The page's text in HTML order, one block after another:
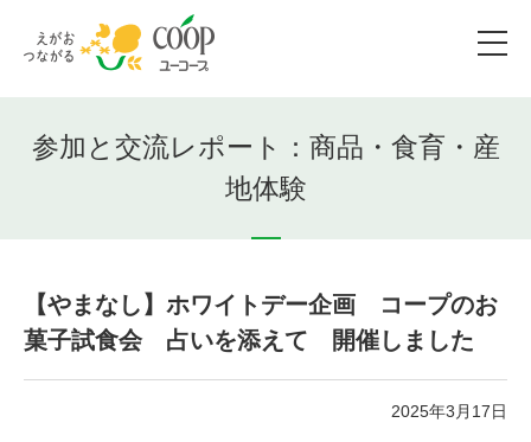
参加と交流レポート：商品・食育・産
地体験
【やまなし】ホワイトデー企画 コープのお
菓子試食会 占いを添えて 開催しました
2025年3月17日